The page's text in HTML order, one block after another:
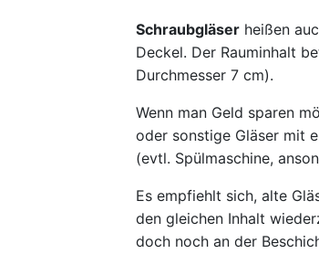
Schraubgläser heißen
Deckel. Der Rauminhalt
Durchmesser 7 cm).
Wenn man Geld sparen
oder sonstige Gläser mit
(evtl. Spülmaschine,
Es empfiehlt sich, alte
den gleichen Inhalt
doch noch an der